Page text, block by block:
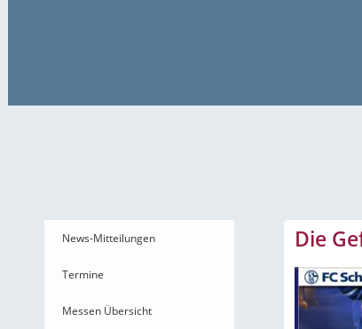
News-Mitteilungen
Termine
Messen Übersicht
Die